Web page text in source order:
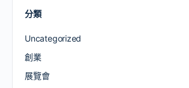
分類
Uncategorized
創業
展覽會